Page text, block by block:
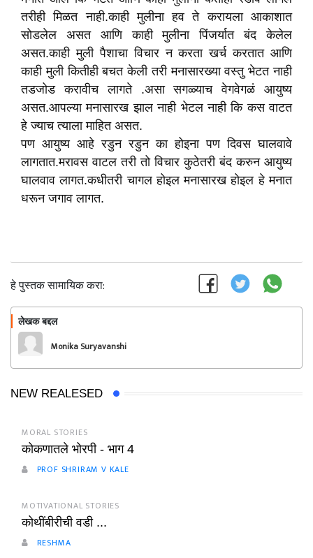
तरीही मिळत नाही.काही मुलीना हव ते करायला आकाशात
सोडलेल असत आणि काही मुलीना पिंजर्यात बंद केलेल
असत.काही मुली पैशाचा विचार न करता खर्च करतात आणि
काही मुली कितीही बचत केली तरी मनासारख्या वस्तु भेटत नाही
तडजोड करावीच लागते .असा सगळ्याच वेगवेगळं आयुष्य
असत.आपल्या मनासारख झाल नाही भेटल‌‌ नाही कि कस वाटत
हे ज्याच त्याला माहित असत.
पण आयुष्य आहे रडुन रडुन का होइना पण दिवस घालवावे
लागतात.मरावस वाटल तरी तो विचार कुठेतरी बंद करुन आयुष्य
घालवाव लागत.कधीतरी चागल होइल मनासारख होइल हे मनात
धरून जगाव लागत.
हे पुस्तक सामायिक करा:
लेखक बद्दल
Monika Suryavanshi
NEW REALESED
MORAL STORIES
कोकणातले भोरपी - भाग 4
PROF SHRIRAM V KALE
MOTIVATIONAL STORIES
कोथींबीरीची वडी ...
RESHMA